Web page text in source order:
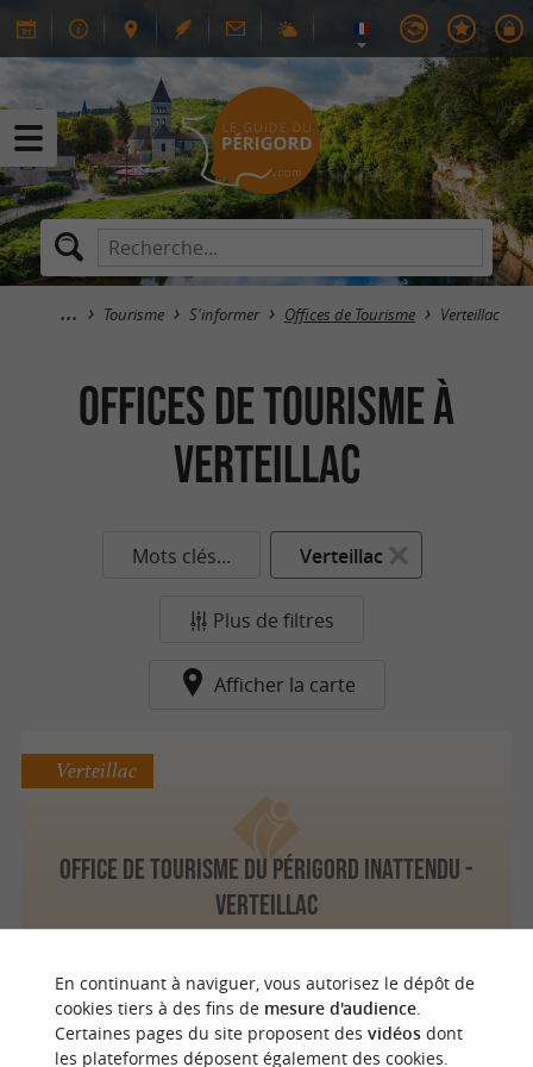
Tourisme S'informer Offices de Tourisme Verteillac
Offices de Tourisme à
Verteillac
Mots clés... Verteillac
Plus de filtres
Afficher la carte
Office de tourisme du Périgord Inattendu -
Verteillac
Verteillac
En continuant à naviguer, vous autorisez le dépôt de
cookies tiers à des fins de mesure d'audience.
Certaines pages du site proposent des vidéosdont
les plateformes déposent également des cookies.